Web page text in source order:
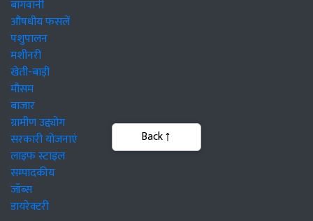
बागवानी
औषधीय फसलें
पशुपालन
मशीनरी
खेती-बाड़ी
मौसम
बाजार
ग्रामीण उद्द्योग
सरकारी योजनाएं
लाइफ स्टाइल
सम्पादकीय
जॉब्स
डायरेक्टरी